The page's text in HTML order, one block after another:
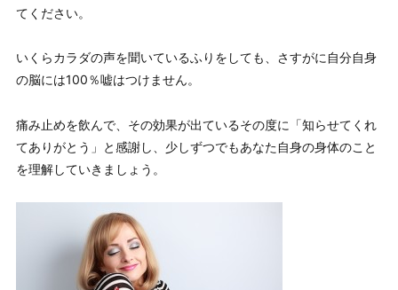
てください。
いくらカラダの声を聞いているふりをしても、さすがに自分自身
の脳には100％嘘はつけません。
痛み止めを飲んで、その効果が出ているその度に「知らせてくれ
てありがとう」と感謝し、少しずつでもあなた自身の身体のこと
を理解していきましょう。